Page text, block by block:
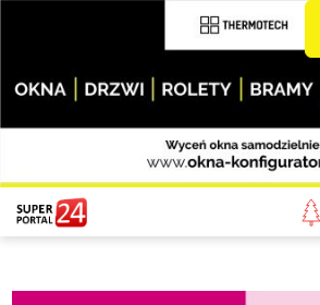
STRONA GŁÓWNA
POWIAT GRYFICKI